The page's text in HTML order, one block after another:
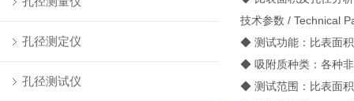
孔径测定仪
孔径测试仪
技术参数 / Technical
◆ 测试功能：比表面
◆ 吸附质种类：各种
◆ 测试范围：比表面